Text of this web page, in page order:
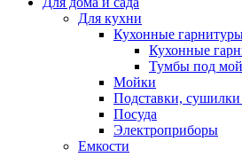
Для кухни
Кухонные
Кухонные
Тумбы под
Мойки
Подставки,
Посуда
Электроприборы
Емкости